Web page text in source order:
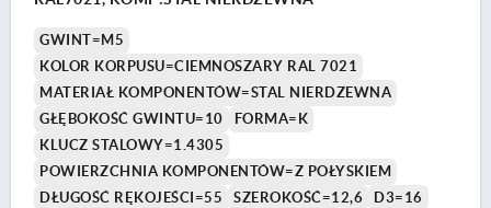
GWINT=M5
KOLOR KORPUSU=CIEMNOSZARY RAL 7021
MATERIAŁ KOMPONENTÓW=STAL NIERDZEWNA
GŁĘBOKOŚĆ GWINTU=10
FORMA=K
KLUCZ STALOWY=1.4305
POWIERZCHNIA KOMPONENTÓW=Z POŁYSKIEM
DŁUGOŚĆ RĘKOJEŚCI=55
SZEROKOŚĆ=12,6
D3=16